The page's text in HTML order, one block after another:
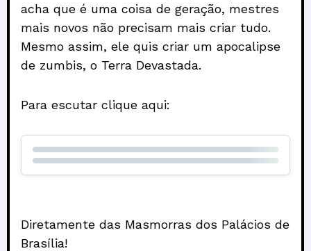
acha que é uma coisa de geração, mestres
mais novos não precisam mais criar tudo.
Mesmo assim, ele quis criar um apocalipse
de zumbis, o Terra Devastada.
Para escutar clique aqui:
Diretamente das Masmorras dos Palácios de
Brasília!